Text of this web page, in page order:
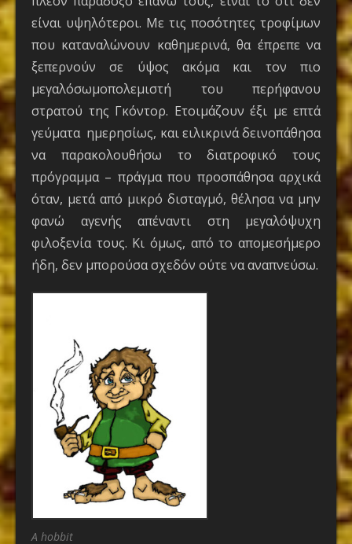
είναι υψηλότεροι. Με τις ποσότητες τροφίμων
που καταναλώνουν καθημερινά, θα έπρεπε να
ξεπερνούν σε ύψος ακόμα και τον πιο
μεγαλόσωμοπολεμιστή του περήφανου
στρατού της Γκόντορ. Ετοιμάζουν έξι με επτά
γεύματα ημερησίως, και ειλικρινά δεινοπάθησα
να παρακολουθήσω το διατροφικό τους
πρόγραμμα – πράγμα που προσπάθησα αρχικά
όταν, μετά από μικρό δισταγμό, θέλησα να μην
φανώ αγενής απέναντι στη μεγαλόψυχη
φιλοξενία τους. Κι όμως, από το απομεσήμερο
ήδη, δεν μπορούσα σχεδόν ούτε να αναπνεύσω.
A hobbit